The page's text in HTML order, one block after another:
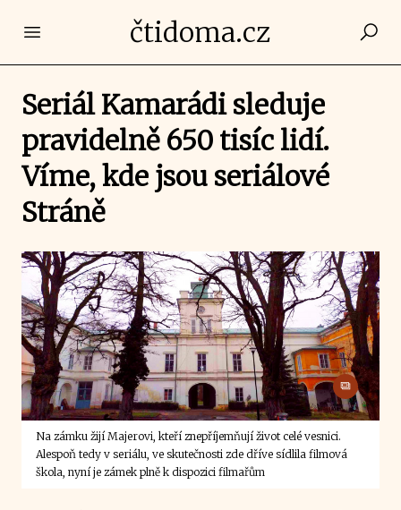
Open main menučtidoma.cz
Seriál Kamarádi sleduje
pravidelně 650 tisíc lidí.
Víme, kde jsou seriálové
Stráně
Na zámku žijí Majerovi, kteří znepříjemňují život celé vesnici.
Alespoň tedy v seriálu, ve skutečnosti zde dříve sídlila filmová
škola, nyní je zámek plně k dispozici filmařům